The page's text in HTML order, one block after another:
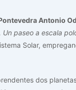
Antonio
paseo a escala
Solar,
dos